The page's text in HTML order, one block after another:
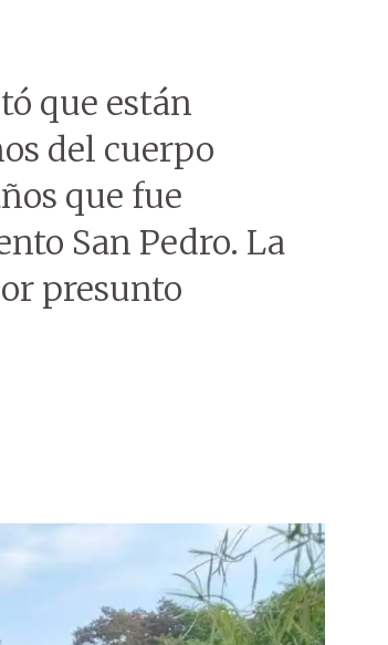
que están
del cuerpo
que fue
San Pedro. La
presunto